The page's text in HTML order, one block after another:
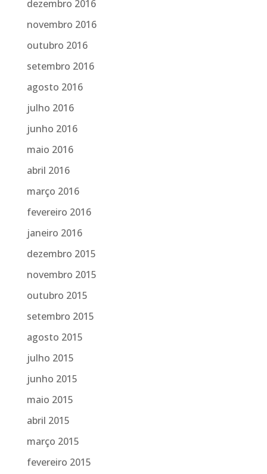
dezembro 2016
novembro 2016
outubro 2016
setembro 2016
agosto 2016
julho 2016
junho 2016
maio 2016
abril 2016
março 2016
fevereiro 2016
janeiro 2016
dezembro 2015
novembro 2015
outubro 2015
setembro 2015
agosto 2015
julho 2015
junho 2015
maio 2015
abril 2015
março 2015
fevereiro 2015